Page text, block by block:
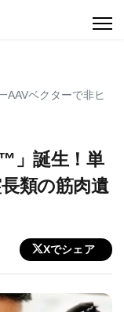
AAVベクターで非ヒ
」誕生！単
類の筋肉遺
Xでシェア